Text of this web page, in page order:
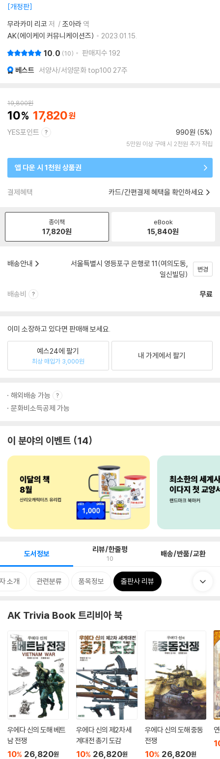
개정판
무라카미 리코 저 조아라 역
AK(에이케이 커뮤니케이션즈)
2023.01.15.
10.0 10 판매지수 192
베스트 서양사/서양문화 top100 27주
19,800원
10 17,820
YES포인트 990원 (5%)
5만원 이상 구매 시 2천원 추가 적립
앱 다운 시 1천원 상품권
결제혜택 카드/간편결제 혜택을 확인하세요
종이책
17,820원
eBook
15,840원
배송안내
서울특별시 영등포구 은행로 11(여의도동,
일신빌딩)
변경
배송비 무료
이미 소장하고 있다면 판매해 보세요.
예스24에 팔기
최상 매입가 3,000원
내 가게에서 팔기
해외배송 가능
문화비소득공제 가능
이 분야의 이벤트 14
도서정보 리뷰/한줄평
10 배송/반품/교환
소개 관련분류 품목정보 출판사 리뷰
AK Trivia Book 트리비아 북
우에다 신의 도해 베트
남 전쟁
10% 26,820원
우에다 신의 제2차 세
계대전 총기 도감
10% 26,820원
우에다 신의 도해 중동
전쟁
10% 26,820원